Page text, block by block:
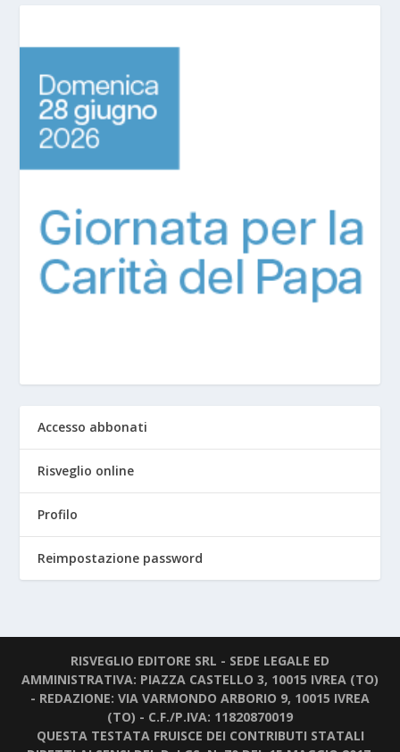
Accesso abbonati
Risveglio online
Profilo
Reimpostazione password
RISVEGLIO EDITORE SRL - SEDE LEGALE ED
AMMINISTRATIVA: PIAZZA CASTELLO 3, 10015 IVREA (TO)
- REDAZIONE: VIA VARMONDO ARBORIO 9, 10015 IVREA
(TO) - C.F./P.IVA: 11820870019
QUESTA TESTATA FRUISCE DEI CONTRIBUTI STATALI